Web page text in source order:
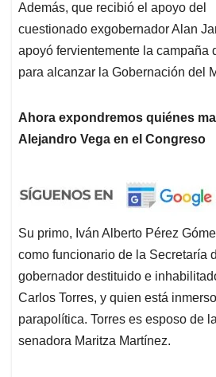
Además, que recibió el apoyo del
cuestionado exgobernador Alan
apoyó fervientemente la campaña
para alcanzar la Gobernación del
Ahora expondremos quiénes
Alejandro Vega en el Congreso
Su primo, Iván Alberto Pérez
como funcionario de la Secretaría
gobernador destituido e
Carlos Torres, y quien está
parapolítica. Torres es esposo de
senadora Maritza Martínez.